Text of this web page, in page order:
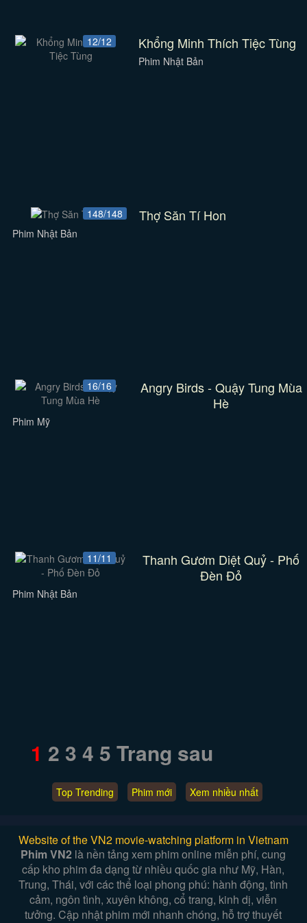
12/12 Khổng Minh Thích Tiệc Tùng
Phim Nhật Bản
148/148 Thợ Săn Tí Hon
Phim Nhật Bản
16/16
Angry Birds - Quậy Tung Mùa
Hè
Phim Mỹ
11/11
Thanh Gươm Diệt Quỷ - Phố
Đèn Đỏ
Phim Nhật Bản
1 2 3 4 5 Trang sau
Top Trending Phim mới Xem nhiều nhất
Website of the VN2 movie-watching platform in Vietnam
Phim VN2 là nền tảng xem phim online miễn phí, cung
cấp kho phim đa dạng từ nhiều quốc gia như Mỹ, Hàn,
Trung, Thái, với các thể loại phong phú: hành động, tình
cảm, ngôn tình, xuyên không, cổ trang, kinh dị, viễn
tưởng. Cập nhật phim mới nhanh chóng, hỗ trợ thuyết